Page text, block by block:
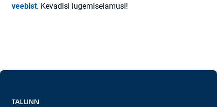
veebist. Kevadisi lugemiselamusi!
TALLINN